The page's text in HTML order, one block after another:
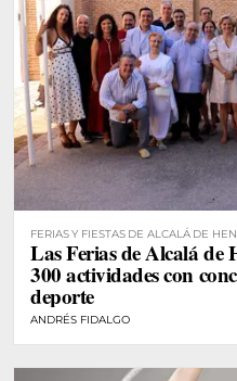
FERIAS Y FIESTAS DE ALCALÁ DE
Las Ferias de Alcalá de
300 actividades con
deporte
ANDRÉS FIDALGO